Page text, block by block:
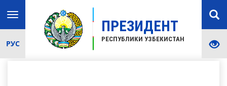
ПРЕЗИДЕНТ
РЕСПУБЛИКИ УЗБЕКИСТАН
Toggle
navigation
РУС